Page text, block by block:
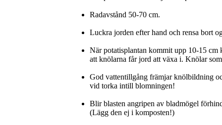
Radavstånd 50-70 cm.
Luckra jorden efter hand och rensa bort
När potatisplantan kommit upp 10-15 cm
att knölarna får jord att växa i. Knölar
God vattentillgång främjar knölbildning
vid torka intill blomningen!
Blir blasten angripen av bladmögel
(Lägg den ej i komposten!)